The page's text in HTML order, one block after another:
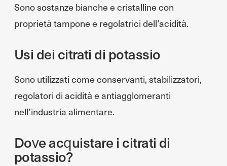
Sono sostanze bianche e cristalline con
proprietà tampone e regolatrici dell’acidità.
Usi dei citrati di potassio
Sono utilizzati come conservanti, stabilizzatori,
regolatori di acidità e antiagglomeranti
nell’industria alimentare.
Dove acquistare i citrati di
potassio?